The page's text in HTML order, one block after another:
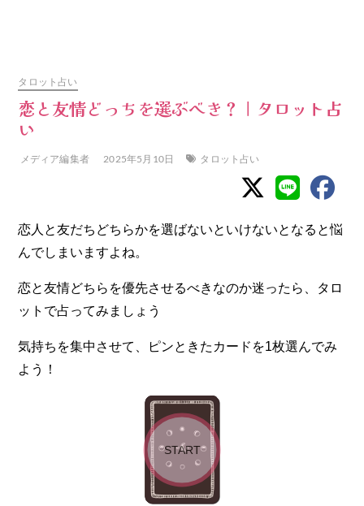
タロット占い
恋と友情どっちを選ぶべき？｜タロット占
い
メディア編集者 2025年5月10日 タロット占い
恋人と友だちどちらかを選ばないといけないとなると悩
んでしまいますよね。
恋と友情どちらを優先させるべきなのか迷ったら、タロ
ットで占ってみましょう
気持ちを集中させて、ピンときたカードを1枚選んでみ
よう！
START